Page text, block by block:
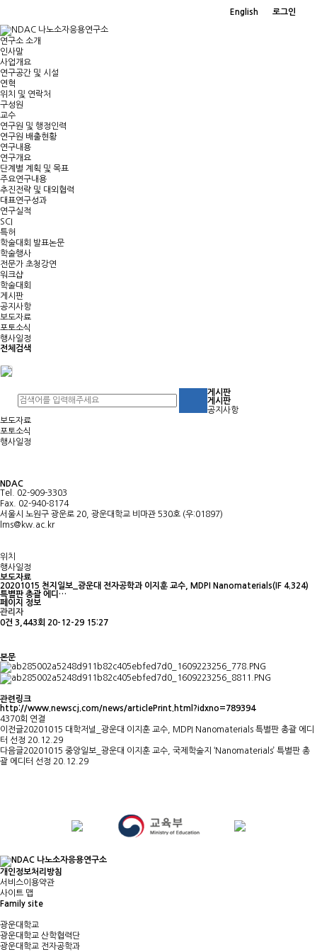
English 로그인
연구소 소개
인사말
사업개요
연구공간 및 시설
연혁
위치 및 연락처
구성원
교수
연구원 및 행정인력
연구원 배출현황
연구내용
연구개요
단계별 계획 및 목표
주요연구내용
추진전략 및 대외협력
대표연구성과
연구실적
SCI
특허
학술대회 발표논문
학술행사
전문가 초청강연
워크샵
학술대회
게시판
공지사항
보도자료
포토소식
행사일정
전체검색
게시판
게시판
공지사항
보도자료
포토소식
행사일정
NDAC
Tel. 02-909-3303
Fax. 02-940-8174
서울시 노원구 광운로 20, 광운대학교 비마관 530호 (우:01897)
lms@kw.ac.kr
위치
행사일정
보도자료
20201015 천지일보_광운대 전자공학과 이지훈 교수, MDPI Nanomaterials(IF 4.324)
특별판 총괄 에디…
페이지 정보
관리자
0건 3,443회 20-12-29 15:27
본문
관련링크
http://www.newscj.com/news/articlePrint.html?idxno=789394
4370회 연결
이전글20201015 대학저널_광운대 이지훈 교수, MDPI Nanomaterials 특별판 총괄 에디
터 선정 20.12.29
다음글20201015 중앙일보_광운대 이지훈 교수, 국제학술지 ‘Nanomaterials’ 특별판 총
괄 에디터 선정 20.12.29
개인정보처리방침
서비스이용약관
사이트 맵
Family site
광운대학교
광운대학교 산학협력단
광운대학교 전자공학과